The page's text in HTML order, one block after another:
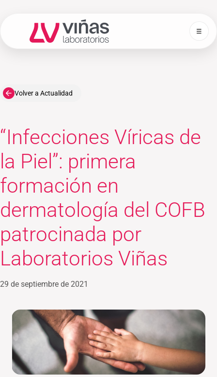
Laboratorios Viñas ☰
Volver a Actualidad
“Infecciones Víricas de
la Piel”: primera
formación en
dermatología del COFB
patrocinada por
Laboratorios Viñas
29 de septiembre de 2021